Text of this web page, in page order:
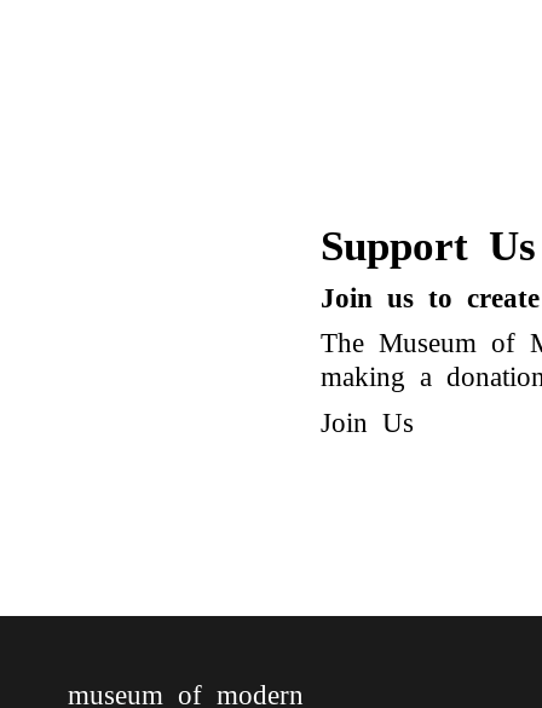
Support Us
Join us to
The Museum of
making a
Join Us
museum of modern